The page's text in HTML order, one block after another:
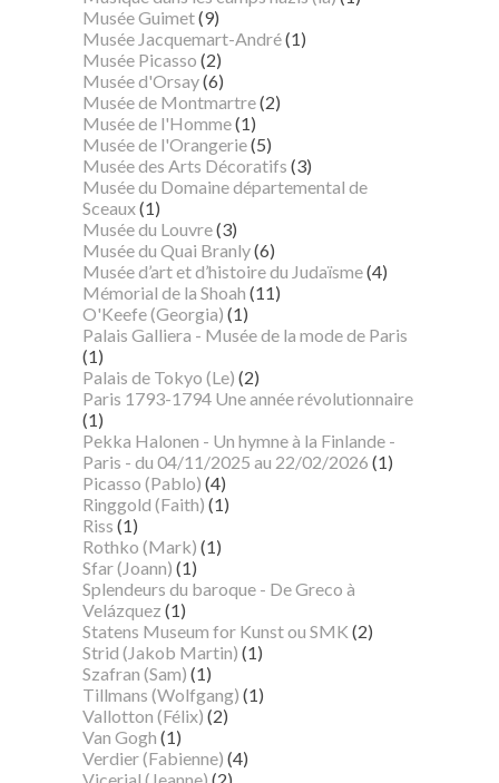
Musée Guimet(9)
Musée Jacquemart-André(1)
Musée Picasso (2)
Musée d'Orsay(6)
Musée de Montmartre(2)
Musée de l'Homme(1)
Musée de l'Orangerie(5)
Musée des Arts Décoratifs (3)
Musée du Domaine départemental de
Sceaux(1)
Musée du Louvre(3)
Musée du Quai Branly(6)
Musée d’art et d’histoire du Judaïsme(4)
Mémorial de la Shoah (11)
O'Keefe (Georgia) (1)
Palais Galliera - Musée de la mode de Paris
(1)
Palais de Tokyo (Le) (2)
Paris 1793-1794 Une année révolutionnaire
(1)
Pekka Halonen - Un hymne à la Finlande -
Paris - du 04/11/2025 au 22/02/2026 (1)
Picasso (Pablo) (4)
Ringgold (Faith) (1)
Riss (1)
Rothko (Mark) (1)
Sfar (Joann) (1)
Splendeurs du baroque - De Greco à
Velázquez (1)
Statens Museum for Kunst ou SMK (2)
Strid (Jakob Martin) (1)
Szafran (Sam) (1)
Tillmans (Wolfgang) (1)
Vallotton (Félix) (2)
Van Gogh (1)
Verdier (Fabienne) (4)